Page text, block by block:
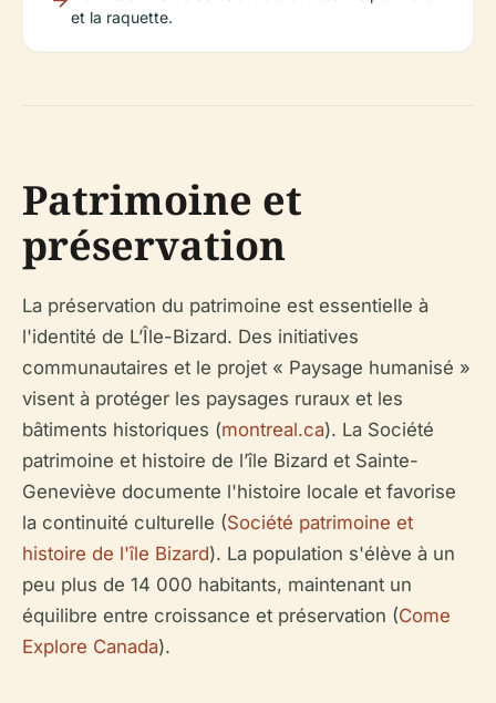
et la raquette.
Patrimoine et
préservation
La préservation du patrimoine est essentielle à
l'identité de L’Île-Bizard. Des initiatives
communautaires et le projet « Paysage humanisé »
visent à protéger les paysages ruraux et les
bâtiments historiques (montreal.ca). La Société
patrimoine et histoire de l’île Bizard et Sainte-
Geneviève documente l'histoire locale et favorise
la continuité culturelle (Société patrimoine et
histoire de l'île Bizard). La population s'élève à un
peu plus de 14 000 habitants, maintenant un
équilibre entre croissance et préservation (Come
Explore Canada).